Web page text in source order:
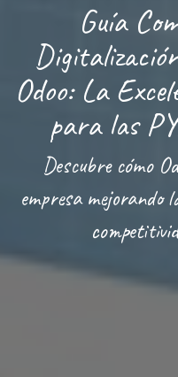
Guía
Odoo: La
para las
Descubre cómo
empresa mejorando